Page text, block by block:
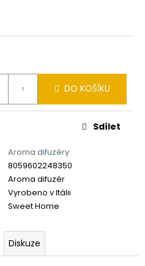
DO KOŠÍKU
Aroma difuzéry
8059602248350
Aroma difuzér
Vyrobeno v Itálii
Sweet Home
Sdílet
Diskuze